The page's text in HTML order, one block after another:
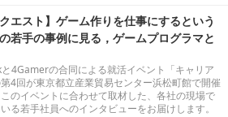
クエスト】ゲーム作りを仕事にするという
若手の事例に見る，ゲームプログラマと
4Gamerの合同による就活イベント「キャリア
4回が東京都立産業貿易センター浜松町館で開催
のイベントに合わせて取材した、各社の現場で
る若手社員へのインタビューをお届けします。